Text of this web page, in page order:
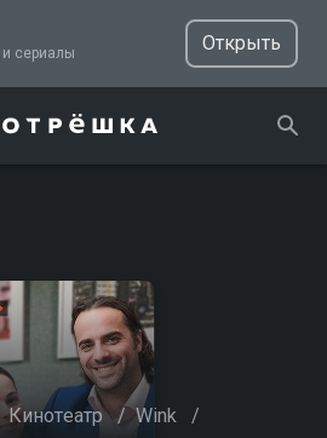
ТВ, фильмы и сериалы
Открыть
Кинотеатр / Wink /